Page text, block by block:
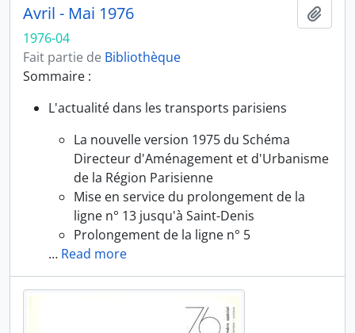
Avril - Mai 1976
1976-04
Fait partie de Bibliothèque
Sommaire :
L'actualité dans les transports parisiens
La nouvelle version 1975 du Schéma
Directeur d'Aménagement et d'Urbanisme
de la Région Parisienne
Mise en service du prolongement de la
ligne n° 13 jusqu'à Saint-Denis
Prolongement de la ligne n° 5
… Read more